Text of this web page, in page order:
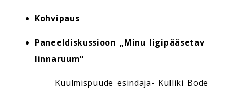
Kohvipaus
Paneeldiskussioon „Minu ligipääsetav
linnaruum“
Kuulmispuude esindaja- Külliki Bode